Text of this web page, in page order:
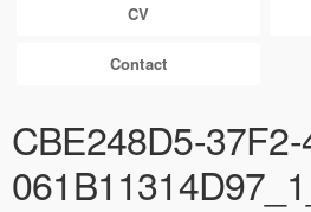
CV
Contact
CBE248D5-